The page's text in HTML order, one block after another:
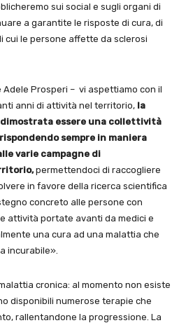
sui social e sugli organi di
a garantite le risposte di cura, di
cui le persone affette da sclerosi
Adele Prosperi – vi aspettiamo con il
anni di attività nel territorio, la
essere una collettività
sempre in maniera
varie campagne di
permettendoci di raccogliere
in favore della ricerca scientifica
concreto alle persone con
attività portate avanti da medici e
una cura ad una malattia che
incurabile».
cronica: al momento non esiste
disponibili numerose terapie che
rallentandone la progressione. La